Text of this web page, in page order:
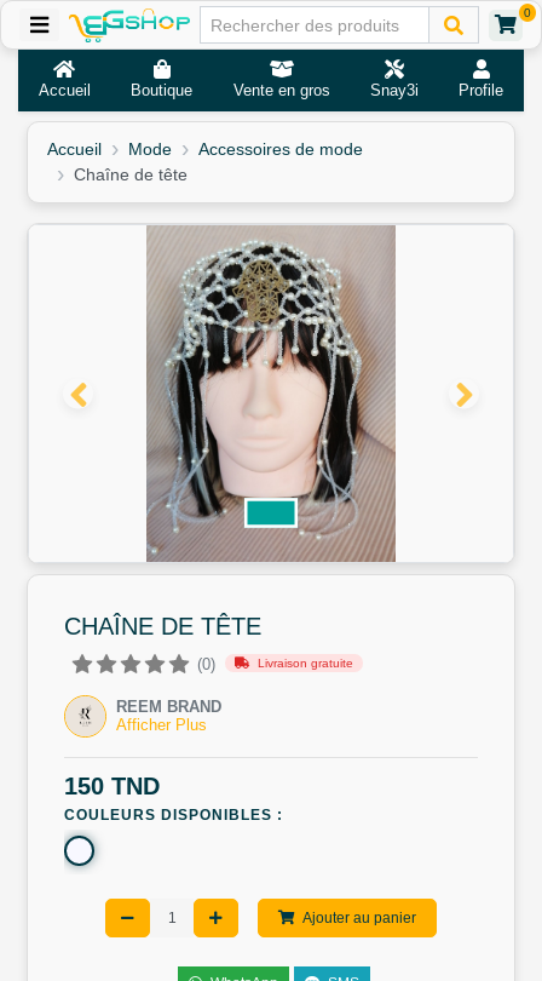
0
Accueil Boutique Vente en gros Snay3i Profile
Accueil Mode
Accessoires de mode
Chaîne de tête
CHAÎNE DE TÊTE
(0) Livraison gratuite
REEM BRAND
Afficher Plus
150 TND
COULEURS DISPONIBLES :
Ajouter au panier